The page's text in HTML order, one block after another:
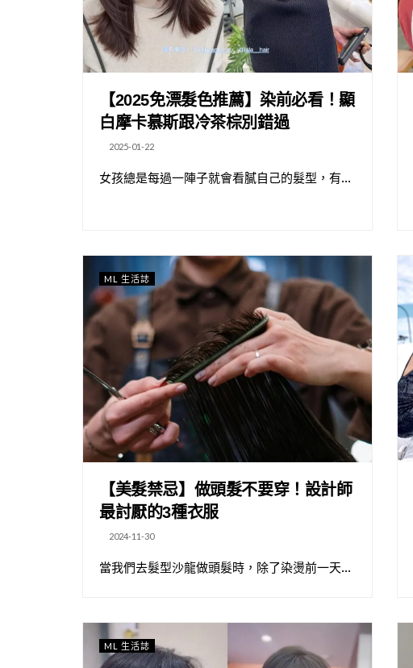
【2025免漂髮色推薦】染前必看！顯
白摩卡慕斯跟冷茶棕別錯過
2025-01-22
女孩總是每過一陣子就會看膩自己的髮型，有...
ML 生活誌
【美髮禁忌】做頭髮不要穿！設計師
最討厭的3種衣服
2024-11-30
當我們去髮型沙龍做頭髮時，除了染燙前一天...
ML 生活誌